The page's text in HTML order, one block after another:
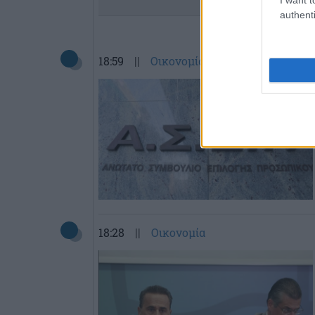
18:59 || Οικονομία
18:28 || Οικονομία